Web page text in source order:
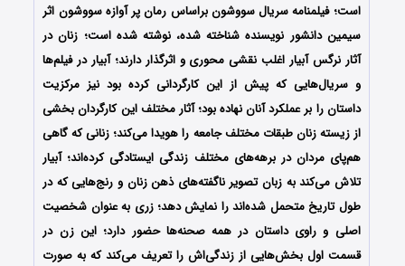
است؛ فیلمنامه سریال سووشون براساس رمان پر آوازه‌ سووشون اثر
سیمین دانشور نویسنده شناخته شده، نوشته شده است؛ زنان در
آثار نرگس آبیار اغلب نقشی محوری و اثرگذار دارند؛ آبیار در فیلم‌ها
و سریال‌هایی که پیش از این کارگردانی کرده بود نیز مرکزیت
داستان را بر عملکرد آنان نهاده بود؛ آثار مختلف این کارگردان بخشی
از زیسته زنان طبقات مختلف جامعه را هویدا می‌کند؛ زنانی که گاهی
هم‌پای مردان در برهه‌های مختلف زندگی ایستادگی کرده‌اند؛ آبیار
تلاش می‌کند به زبان تصویر ناگفته‌های ذهن زنان و رنج‌هایی که در
طول تاریخ متحمل شده‌اند را نمایش دهد؛ زری به عنوان شخصیت
اصلی و راوی داستان در همه صحنه‌ها حضور دارد؛ این زن در
قسمت اول بخش‌هایی از زندگی‌اش را تعریف می‌کند که به صورت